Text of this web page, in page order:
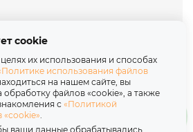
cookie
их использования и способах
использования файлов
на нашем сайте, вы
обработку файлов «cookie», а также
с «Политикой
«cookie».
ваши данные обрабатывались,